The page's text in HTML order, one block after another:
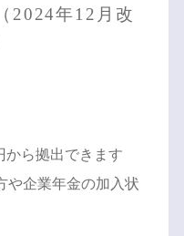
2024年12月改
から拠出できます
や企業年金の加入状